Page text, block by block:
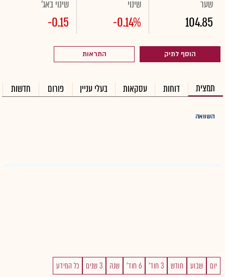
שער
104.85
שינוי
-0.14%
שינוי באג'
-0.15
הוסף לתיק התראות
תמצית דוחות עסקאות בעלי עניין פורום חדשות
השוואה
יום שבוע חודש 3 חוד' 6 חוד' שנה 3 שנים כל המידע